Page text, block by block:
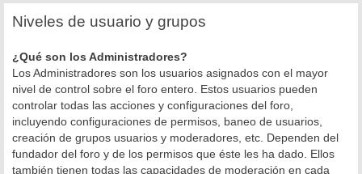
Niveles de usuario y grupos
¿Qué son los Administradores?
Los Administradores son los usuarios asignados con el mayor
nivel de control sobre el foro entero. Estos usuarios pueden
controlar todas las acciones y configuraciones del foro,
incluyendo configuraciones de permisos, baneo de usuarios,
creación de grupos usuarios y moderadores, etc. Dependen del
fundador del foro y de los permisos que éste les ha dado. Ellos
también tienen todas las capacidades de moderación en cada